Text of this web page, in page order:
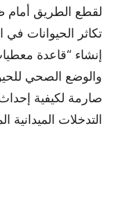
لقطع الطريق أمام
تكاثر الحيوانات
إنشاء “قاعدة
والوضع الصحي
صارمة لكيفية إحداث
التدخلات الميدانية